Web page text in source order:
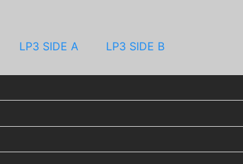
LP3 SIDE A LP3 SIDE B